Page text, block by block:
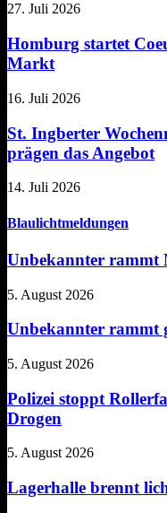
27. Juli 2026
Homburg startet
Markt
16. Juli 2026
St. Ingberter
prägen das Angebot
14. Juli 2026
Blaulichtmeldungen
Unbekannter rammt
5. August 2026
Unbekannter rammt
5. August 2026
Polizei stoppt
Drogen
5. August 2026
Lagerhalle brennt